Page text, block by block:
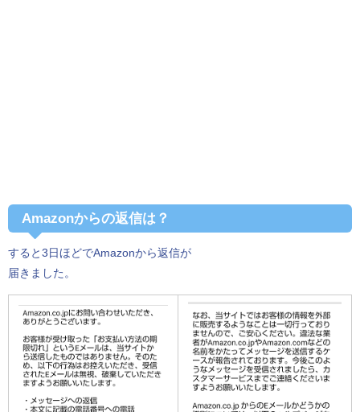
Amazonからの返信は？
すると3日ほどでAmazonから返信が
届きました。